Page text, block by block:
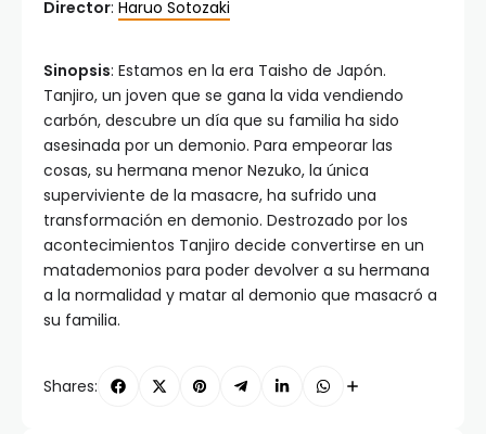
Director: Haruo Sotozaki
Sinopsis: Estamos en la era Taisho de Japón.
Tanjiro, un joven que se gana la vida vendiendo
carbón, descubre un día que su familia ha sido
asesinada por un demonio. Para empeorar las
cosas, su hermana menor Nezuko, la única
superviviente de la masacre, ha sufrido una
transformación en demonio. Destrozado por los
acontecimientos Tanjiro decide convertirse en un
matademonios para poder devolver a su hermana
a la normalidad y matar al demonio que masacró a
su familia.
Shares: